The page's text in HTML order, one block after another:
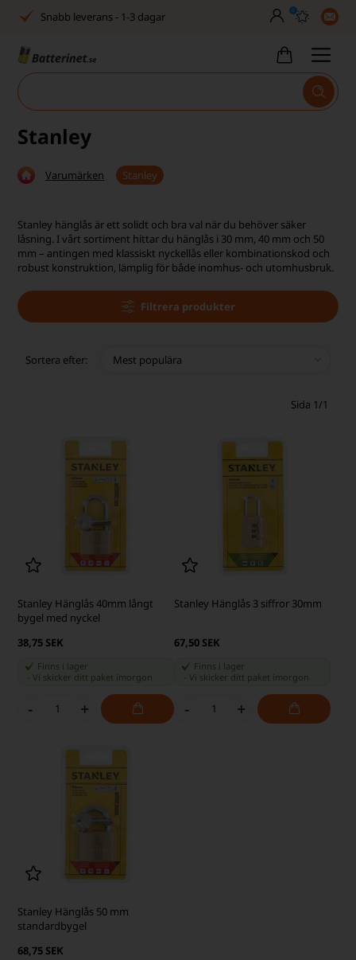
Snabb leverans - 1-3 dagar
Inga dolda avgifter
Billig leverans från 49,-
Inga dolda avgifter
Tel. är stängd vecka 27–32
0
Stanley
Varumärken Stanley
Stanley hänglås är ett solidt och bra val när du behöver säker
låsning. I vårt sortiment hittar du hänglås i 30 mm, 40 mm och 50
mm – antingen med klassiskt nyckellås eller kombinationskod och
robust konstruktion, lämplig för både inomhus- och utomhusbruk.
Filtrera produkter
Sortera efter:
Sida 1/1
Stanley Hänglås 40mm långt
bygel med nyckel
38,75 SEK
Finns i lager
-Vi skicker ditt paket imorgon
- +
Stanley Hänglås 3 siffror 30mm
67,50 SEK
Finns i lager
Vi skicker ditt paket imorgon
- +
Stanley Hänglås 50 mm
standardbygel
68,75 SEK